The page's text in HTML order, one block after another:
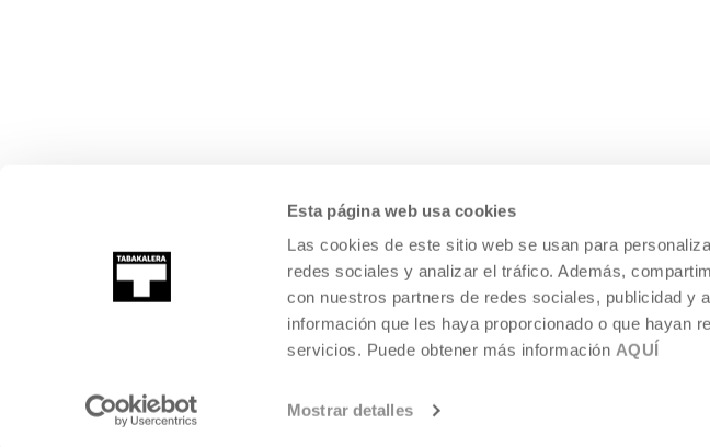
Esta página web usa cookies
Las cookies de este sitio web se usan para
redes sociales y analizar el tráfico. Además,
con nuestros partners de redes sociales, publicidad y
información que les haya proporcionado o que hayan
servicios. Puede obtener más información AQUÍ
Mostrar detalles
2026 TABAKALERA.
CENTRO INTERNACIONAL DE CULTURA CONTEMPORÁNEA,